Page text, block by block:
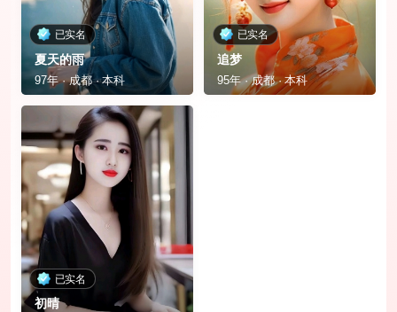
已实名
夏天的雨
97年 · 成都 · 本科
已实名
追梦
95年 · 成都 · 本科
已实名
初晴